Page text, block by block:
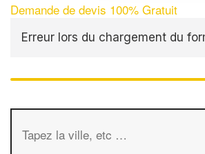
Demande de devis 100% Gratuit
Erreur lors du chargement du